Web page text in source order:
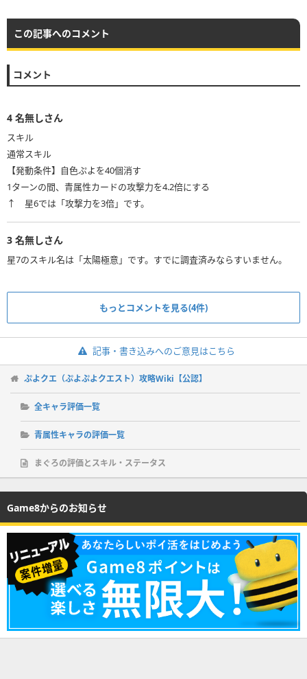
この記事へのコメント
コメント
4 名無しさん
スキル
通常スキル
【発動条件】自色ぷよを40個消す
1ターンの間、青属性カードの攻撃力を4.2倍にする
↑ 星6では「攻撃力を3倍」です。
3 名無しさん
星7のスキル名は「太陽極意」です。すでに調査済みならすいません。
もっとコメントを見る(4件)
記事・書き込みへのご意見はこちら
ぷよクエ（ぷよぷよクエスト）攻略Wiki【公認】
全キャラ評価一覧
青属性キャラの評価一覧
まぐろの評価とスキル・ステータス
Game8からのお知らせ